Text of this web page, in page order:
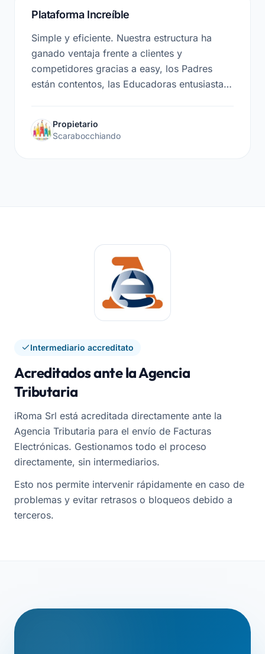
Plataforma Increíble
Simple y eficiente. Nuestra estructura ha
ganado ventaja frente a clientes y
competidores gracias a easy, los Padres
están contentos, las Educadoras entusiastas
extraordinarias, ¡5 Estrellas sin duda!
Propietario
Scarabocchiando
Intermediario accreditato
Acreditados ante la Agencia
Tributaria
iRoma Srl está acreditada directamente ante la
Agencia Tributaria para el envío de Facturas
Electrónicas. Gestionamos todo el proceso
directamente, sin intermediarios.
Esto nos permite intervenir rápidamente en caso de
problemas y evitar retrasos o bloqueos debido a
terceros.